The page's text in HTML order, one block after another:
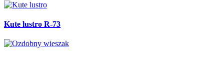
Kute lustro R-73